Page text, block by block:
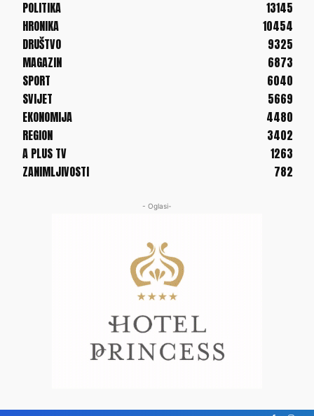
POLITIKA
13145
HRONIKA
10454
DRUŠTVO
9325
MAGAZIN
6873
SPORT
6040
SVIJET
5669
EKONOMIJA
4480
REGION
3402
A PLUS TV
1263
ZANIMLJIVOSTI
782
- Oglasi-